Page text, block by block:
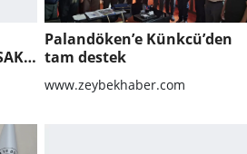
Palandöken’e Künkcü’den
tam destek
www.zeybekhaber.com